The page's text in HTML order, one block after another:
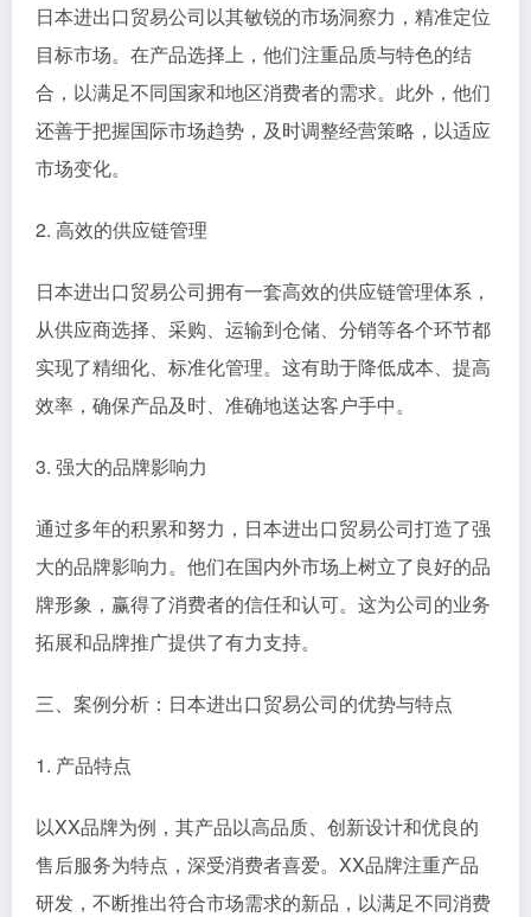
日本进出口贸易公司以其敏锐的市场洞察力，精准定位
目标市场。在产品选择上，他们注重品质与特色的结
合，以满足不同国家和地区消费者的需求。此外，他们
还善于把握国际市场趋势，及时调整经营策略，以适应
市场变化。
2. 高效的供应链管理
日本进出口贸易公司拥有一套高效的供应链管理体系，
从供应商选择、采购、运输到仓储、分销等各个环节都
实现了精细化、标准化管理。这有助于降低成本、提高
效率，确保产品及时、准确地送达客户手中。
3. 强大的品牌影响力
通过多年的积累和努力，日本进出口贸易公司打造了强
大的品牌影响力。他们在国内外市场上树立了良好的品
牌形象，赢得了消费者的信任和认可。这为公司的业务
拓展和品牌推广提供了有力支持。
三、案例分析：日本进出口贸易公司的优势与特点
1. 产品特点
以XX品牌为例，其产品以高品质、创新设计和优良的
售后服务为特点，深受消费者喜爱。XX品牌注重产品
研发，不断推出符合市场需求的新品，以满足不同消费